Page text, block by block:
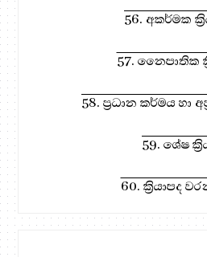
56. අකර්මක
57. නෛපාතික
58. ප්‍රධාන කර්මය හා
59. ශේෂ
60. ක්‍රියාපද